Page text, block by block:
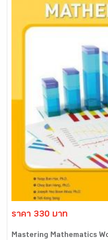
ราคา 330 บาท
Mastering Mathematics